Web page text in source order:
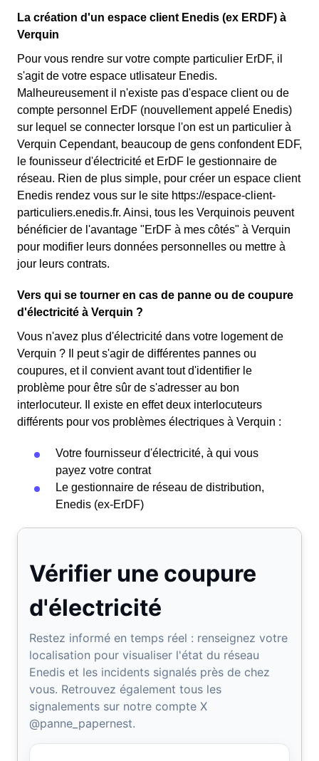
La création d'un espace client Enedis (ex ERDF) à
Verquin
Pour vous rendre sur votre compte particulier ErDF, il
s'agit de votre espace utlisateur Enedis.
Malheureusement il n'existe pas d'espace client ou de
compte personnel ErDF (nouvellement appelé Enedis)
sur lequel se connecter lorsque l'on est un particulier à
Verquin Cependant, beaucoup de gens confondent EDF,
le founisseur d'électricité et ErDF le gestionnaire de
réseau. Rien de plus simple, pour créer un espace client
Enedis rendez vous sur le site https://espace-client-
particuliers.enedis.fr. Ainsi, tous les Verquinois peuvent
bénéficier de l'avantage "ErDF à mes côtés" à Verquin
pour modifier leurs données personnelles ou mettre à
jour leurs contrats.
Vers qui se tourner en cas de panne ou de coupure
d'électricité à Verquin ?
Vous n'avez plus d'électricité dans votre logement de
Verquin ? Il peut s'agir de différentes pannes ou
coupures, et il convient avant tout d'identifier le
problème pour être sûr de s'adresser au bon
interlocuteur. Il existe en effet deux interlocuteurs
différents pour vos problèmes électriques à Verquin :
Votre fournisseur d'électricité, à qui vous
payez votre contrat
Le gestionnaire de réseau de distribution,
Enedis (ex-ErDF)